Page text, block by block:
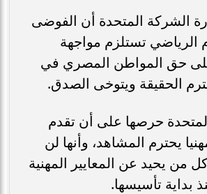
الشركة المتحدة أن الفوضى
الرياضي تستلزم مواجهة
حق المواطن المصري في
الحقيقة ويتوخى الصدق.
حرصها على أن تقدم
يحترم المشاهد، وأنها لن
من يحيد عن المعايير المهنية
بداية تأسيسها.